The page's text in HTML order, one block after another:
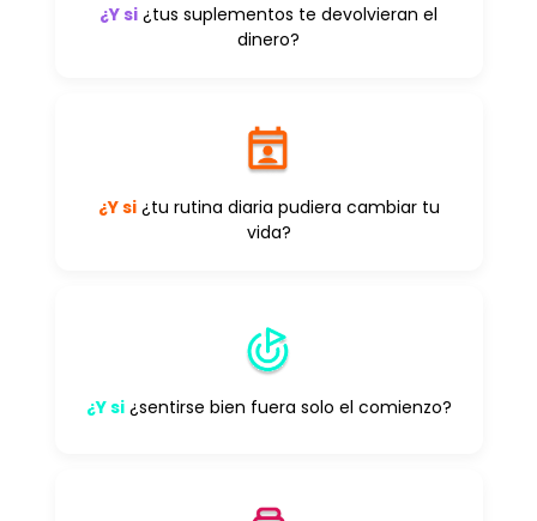
¿Y si ¿tus suplementos te devolvieran el
dinero?
¿Y si¿tu rutina diaria pudiera cambiar tu
vida?
¿Y si¿sentirse bien fuera solo el comienzo?